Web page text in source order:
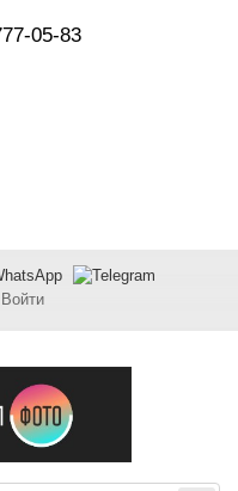
05-83
Войти